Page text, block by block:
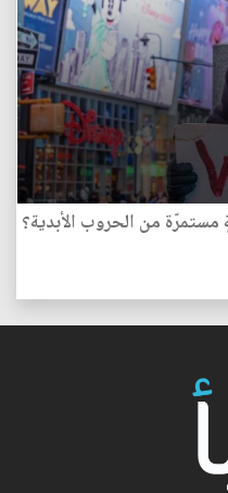
من الحروب الأبدية؟